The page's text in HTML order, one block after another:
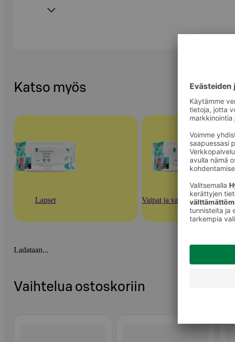
Katso myös
Lapset Vaipat ja vauvan ihonhoito
Ladataan...
Vaihtelua ostoskoriin